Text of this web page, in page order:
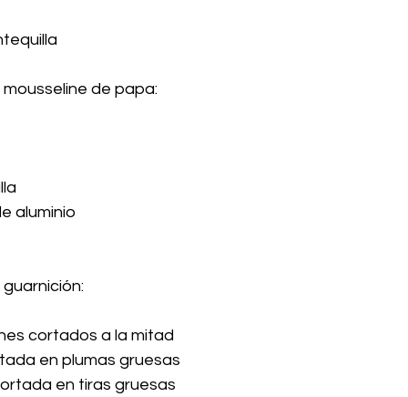
de papa:
aluminio
cortados a la mitad
en plumas gruesas
en tiras gruesas